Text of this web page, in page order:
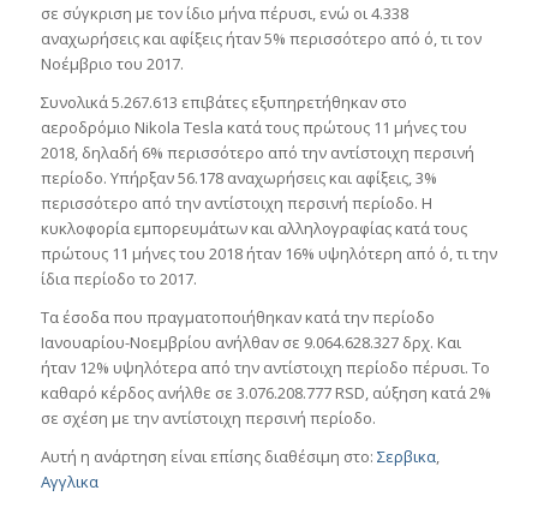
σε σύγκριση με τον ίδιο μήνα πέρυσι, ενώ οι 4.338
αναχωρήσεις και αφίξεις ήταν 5% περισσότερο από ό, τι τον
Νοέμβριο του 2017.
Συνολικά 5.267.613 επιβάτες εξυπηρετήθηκαν στο
αεροδρόμιο Nikola Tesla κατά τους πρώτους 11 μήνες του
2018, δηλαδή 6% περισσότερο από την αντίστοιχη περσινή
περίοδο. Υπήρξαν 56.178 αναχωρήσεις και αφίξεις, 3%
περισσότερο από την αντίστοιχη περσινή περίοδο. Η
κυκλοφορία εμπορευμάτων και αλληλογραφίας κατά τους
πρώτους 11 μήνες του 2018 ήταν 16% υψηλότερη από ό, τι την
ίδια περίοδο το 2017.
Τα έσοδα που πραγματοποιήθηκαν κατά την περίοδο
Ιανουαρίου-Νοεμβρίου ανήλθαν σε 9.064.628.327 δρχ. Και
ήταν 12% υψηλότερα από την αντίστοιχη περίοδο πέρυσι. Το
καθαρό κέρδος ανήλθε σε 3.076.208.777 RSD, αύξηση κατά 2%
σε σχέση με την αντίστοιχη περσινή περίοδο.
Αυτή η ανάρτηση είναι επίσης διαθέσιμη στο: Σερβικα
Αγγλικα